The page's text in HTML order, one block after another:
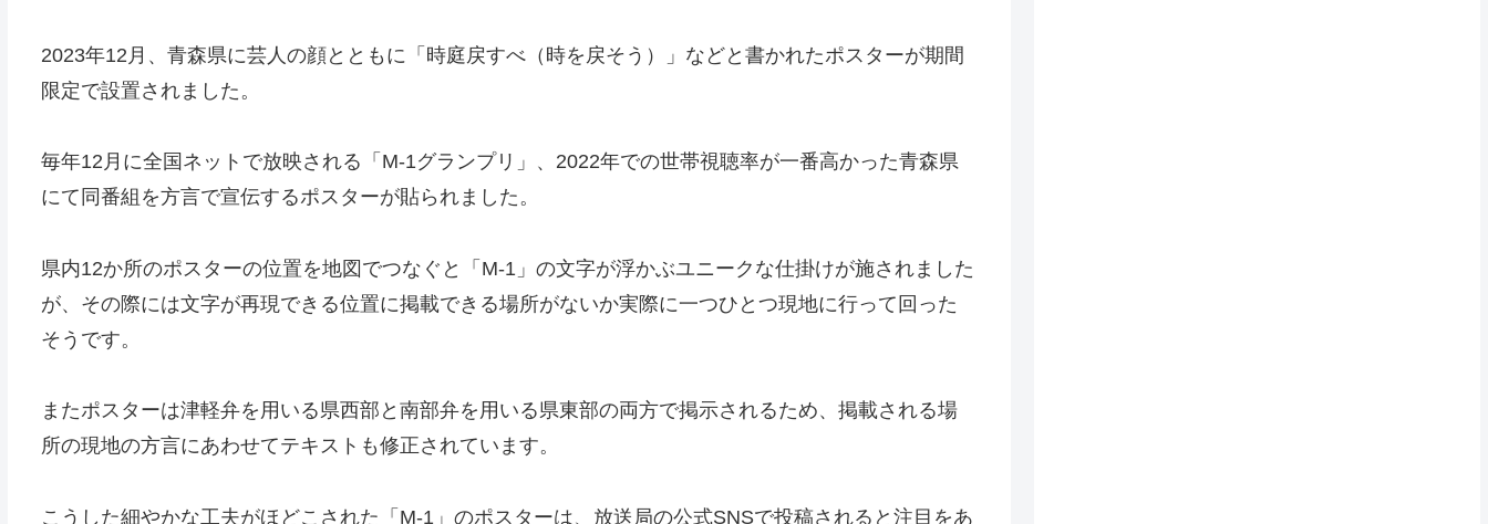
2023年12月、青森県に芸人の顔とともに「時庭戻すべ（時を戻そう）」などと書かれたポスターが期間
限定で設置されました。
毎年12月に全国ネットで放映される「M-1グランプリ」、2022年での世帯視聴率が一番高かった青森県
にて同番組を方言で宣伝するポスターが貼られました。
県内12か所のポスターの位置を地図でつなぐと「M-1」の文字が浮かぶユニークな仕掛けが施されました
が、その際には文字が再現できる位置に掲載できる場所がないか実際に一つひとつ現地に行って回った
そうです。
またポスターは津軽弁を用いる県西部と南部弁を用いる県東部の両方で掲示されるため、掲載される場
所の現地の方言にあわせてテキストも修正されています。
こうした細やかな工夫がほどこされた「M-1」のポスターは、放送局の公式SNSで投稿されると注目をあ